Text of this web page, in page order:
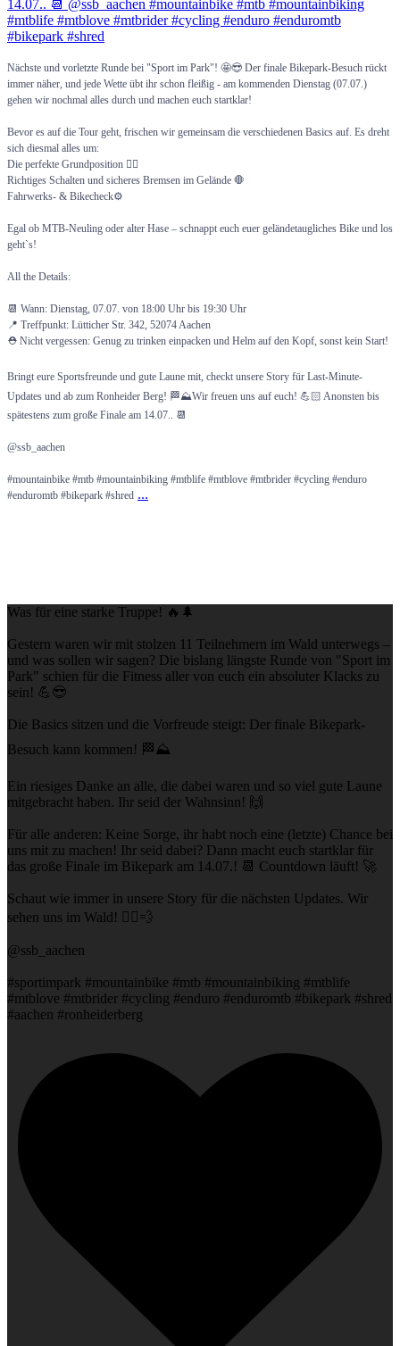
Nächste und vorletzte Runde bei "Sport im Park"! 🤩😎 Der finale Bikepark-Besuch rückt
immer näher, und jede Wette übt ihr schon fleißig - am kommenden Dienstag (07.07.)
gehen wir nochmal alles durch und machen euch startklar!
Bevor es auf die Tour geht, frischen wir gemeinsam die verschiedenen Basics auf. Es dreht
sich diesmal alles um:
Die perfekte Grundposition 🚴‍♂️
Richtiges Schalten und sicheres Bremsen im Gelände 🛑
Fahrwerks- & Bikecheck⚙️
Egal ob MTB-Neuling oder alter Hase – schnappt euch euer geländetaugliches Bike und los
geht`s!
All the Details:
📆 Wann: Dienstag, 07.07. von 18:00 Uhr bis 19:30 Uhr
📍 Treffpunkt: Lütticher Str. 342, 52074 Aachen
⛑️ Nicht vergessen: Genug zu trinken einpacken und Helm auf den Kopf, sonst kein Start!
Bringt eure Sportsfreunde und gute Laune mit, checkt unsere Story für Last-Minute-
Updates und ab zum Ronheider Berg! 🏁⛰️Wir freuen uns auf euch! 💪🏻 Anonsten bis
spätestens zum große Finale am 14.07.. 📆
@ssb_aachen
#mountainbike #mtb #mountainbiking #mtblife #mtblove #mtbrider #cycling #enduro
#enduromtb #bikepark #shred ...
Was für eine starke Truppe! 🔥🌲
Gestern waren wir mit stolzen 11 Teilnehmern im Wald unterwegs –
und was sollen wir sagen? Die bislang längste Runde von "Sport im
Park" schien für die Fitness aller von euch ein absoluter Klacks zu
sein! 💪😎
Die Basics sitzen und die Vorfreude steigt: Der finale Bikepark-
Besuch kann kommen! 🏁⛰️
Ein riesiges Danke an alle, die dabei waren und so viel gute Laune
mitgebracht haben. Ihr seid der Wahnsinn! 🙌
Für alle anderen: Keine Sorge, ihr habt noch eine (letzte) Chance bei
uns mit zu machen! Ihr seid dabei? Dann macht euch startklar für
das große Finale im Bikepark am 14.07.! 📆 Countdown läuft! 🚀
Schaut wie immer in unsere Story für die nächsten Updates. Wir
sehen uns im Wald! 🚴‍♂️💨
@ssb_aachen
#sportimpark #mountainbike #mtb #mountainbiking #mtblife
#mtblove #mtbrider #cycling #enduro #enduromtb #bikepark #shred
#aachen #ronheiderberg